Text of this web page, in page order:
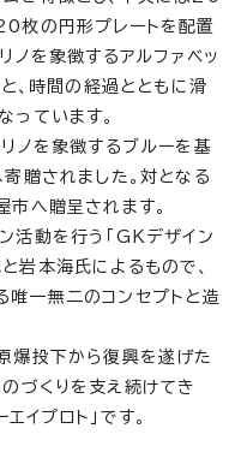
枚の円形プレートを配置
ノを象徴するアルファベッ
と、時間の経過とともに滑
っています。
ノを象徴するブルーを基
贈されました。対となる
市へ贈呈されます。
活動を行う「GKデザイン
岩本海氏によるもので、
一無二のコンセプトと造
爆投下から復興を遂げた
づくりを支え続けてき
イプロト」です。